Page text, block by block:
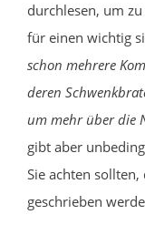
durchlesen, um
für einen wichtig
schon mehrere
deren
um mehr über die
gibt aber
Sie achten
geschrieben